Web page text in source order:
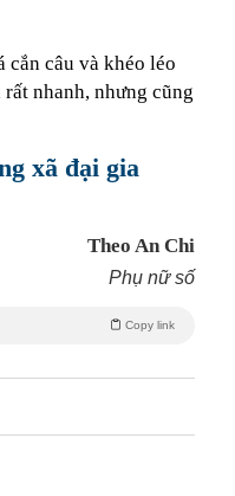
cắn câu và khéo léo
nhanh, nhưng cũng
xã đại gia
Theo An Chi
Phụ nữ số
Copy link